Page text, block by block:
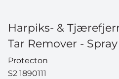
Harpiks- &
Tar Remover -
Protecton
S2 1890111